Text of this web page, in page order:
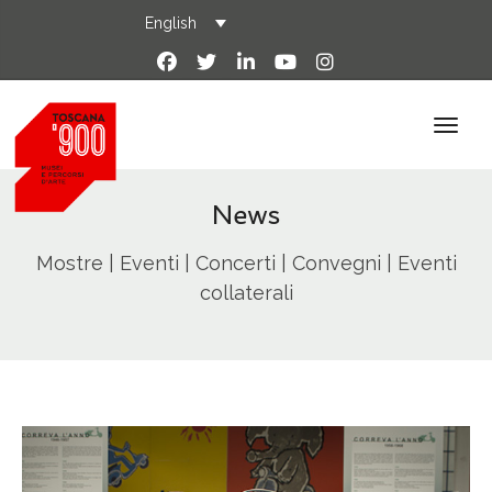
English
News
Mostre | Eventi | Concerti | Convegni | Eventi
collaterali